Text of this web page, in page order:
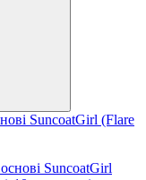
SuncoatGirl (Flare